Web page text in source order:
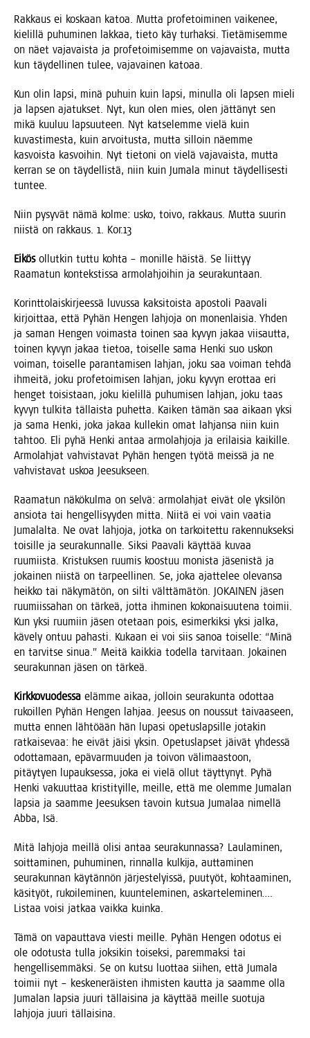
Rak­kaus ei kos­kaan katoa. Mut­ta pro­fe­toi­mi­nen vai­ke­nee,
kie­lil­lä puhu­mi­nen lak­kaa, tie­to käy tur­hak­si. Tie­tä­mi­sem­me
on näet vaja­vais­ta ja pro­fe­toi­mi­sem­me on vaja­vais­ta, mut­ta
kun täy­del­li­nen tulee, vaja­vai­nen katoaa.
Kun olin lap­si, minä puhuin kuin lap­si, minul­la oli lap­sen mie­li
ja lap­sen aja­tuk­set. Nyt, kun olen mies, olen jät­tä­nyt sen
mikä kuu­luu lap­suu­teen. Nyt kat­se­lem­me vie­lä kuin
kuvas­ti­mes­ta, kuin arvoi­tus­ta, mut­ta sil­loin näem­me
kas­vois­ta kas­voi­hin. Nyt tie­to­ni on vie­lä vaja­vais­ta, mut­ta
ker­ran se on täy­del­lis­tä, niin kuin Juma­la minut täy­del­li­ses­ti
tuntee.
Niin pysy­vät nämä kol­me: usko, toi­vo, rak­kaus. Mut­ta suu­rin
niis­tä on rak­kaus. 1. Kor.13
Eikösollut­kin tut­tu koh­ta – monil­le häis­tä. Se liit­tyy
Raa­ma­tun kon­teks­tis­sa armo­lah­joi­hin ja seurakuntaan.
Korint­to­lais­kir­jees­sä luvus­sa kak­si­tois­ta apos­to­li Paa­va­li
kir­joit­taa, että Pyhän Hen­gen lah­jo­ja on monen­lai­sia. Yhden
ja saman Hen­gen voi­mas­ta toi­nen saa kyvyn jakaa vii­saut­ta,
toi­nen kyvyn jakaa tie­toa, toi­sel­le sama Hen­ki suo uskon
voi­man, toi­sel­le paran­ta­mi­sen lah­jan, joku saa voi­man teh­dä
ihmei­tä, joku pro­fe­toi­mi­sen lah­jan, joku kyvyn erot­taa eri
hen­get toi­sis­taan, joku kie­lil­lä puhu­mi­sen lah­jan, joku taas
kyvyn tul­ki­ta täl­lais­ta puhet­ta. Kai­ken tämän saa aikaan yksi
ja sama Hen­ki, joka jakaa kul­le­kin omat lah­jan­sa niin kuin
tah­too. Eli pyhä Hen­ki antaa armo­lah­jo­ja ja eri­lai­sia kai­kil­le.
Armo­lah­jat vah­vis­ta­vat Pyhän hen­gen työ­tä meis­sä ja ne
vah­vis­ta­vat uskoa Jeesukseen.
Raa­ma­tun näkö­kul­ma on sel­vä: armo­lah­jat eivät ole yksi­lön
ansio­ta tai hen­gel­li­syy­den mit­ta. Nii­tä ei voi vain vaa­tia
Juma­lal­ta. Ne ovat lah­jo­ja, jot­ka on tar­koi­tet­tu raken­nuk­sek­si
toi­sil­le ja seu­ra­kun­nal­le. Sik­si Paa­va­li käyt­tää kuvaa
ruu­miis­ta. Kris­tuk­sen ruu­mis koos­tuu monis­ta jäse­nis­tä ja
jokai­nen niis­tä on tar­peel­li­nen. Se, joka ajat­te­lee ole­van­sa
heik­ko tai näky­mä­tön, on sil­ti vält­tä­mä­tön. JOKAINEN jäsen
ruu­miis­sa­han on tär­keä, jot­ta ihmi­nen koko­nai­suu­te­na toi­mii.
Kun yksi ruu­miin jäsen ote­taan pois, esi­mer­kik­si yksi jal­ka,
käve­ly ontuu pahas­ti. Kukaan ei voi siis sanoa toi­sel­le: “Minä
en tar­vit­se sinua.” Mei­tä kaik­kia todel­la tar­vi­taan. Jokai­nen
seu­ra­kun­nan jäsen on tärkeä.
Kirk­ko­vuo­des­sa eläm­me aikaa, jol­loin seu­ra­kun­ta odot­taa
rukoil­len Pyhän Hen­gen lah­jaa. Jee­sus on nous­sut tai­vaa­seen,
mut­ta ennen läh­töään hän lupa­si ope­tus­lap­sil­le jota­kin
rat­kai­se­vaa: he eivät jäi­si yksin. Ope­tus­lap­set jäi­vät yhdes­sä
odot­ta­maan, epä­var­muu­den ja toi­von väli­maas­toon,
pitäy­tyen lupauk­ses­sa, joka ei vie­lä ollut täyt­ty­nyt. Pyhä
Hen­ki vakuut­taa kris­ti­tyil­le, meil­le, että me olem­me Juma­lan
lap­sia ja saam­me Jee­suk­sen tavoin kut­sua Juma­laa nimel­lä
Abba, Isä.
Mitä lah­jo­ja meil­lä oli­si antaa seu­ra­kun­nas­sa? Lau­la­mi­nen,
soit­ta­mi­nen, puhu­mi­nen, rin­nal­la kul­ki­ja, aut­ta­mi­nen
seu­ra­kun­nan käy­tän­nön jär­jes­te­lyis­sä, puu­työt, koh­taa­mi­nen,
käsi­työt, rukoi­le­mi­nen, kuun­te­le­mi­nen, askar­te­le­mi­nen….
Lis­taa voi­si jat­kaa vaik­ka kuinka.
Tämä on vapaut­ta­va vies­ti meil­le. Pyhän Hen­gen odo­tus ei
ole odo­tus­ta tul­la jok­si­kin toi­sek­si, parem­mak­si tai
hen­gel­li­sem­mäk­si. Se on kut­su luot­taa sii­hen, että Juma­la
toi­mii nyt – kes­ke­ne­räis­ten ihmis­ten kaut­ta ja saam­me olla
Juma­lan lap­sia juu­ri täl­lai­si­na ja käyt­tää meil­le suo­tu­ja
lah­jo­ja juu­ri tällaisina.